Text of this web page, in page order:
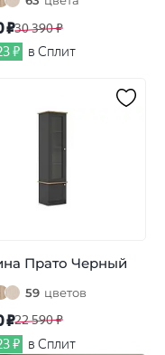
₽30 390 ₽
₽ в Сплит
Прато Черный
59 цветов
₽22 590 ₽
₽ в Сплит